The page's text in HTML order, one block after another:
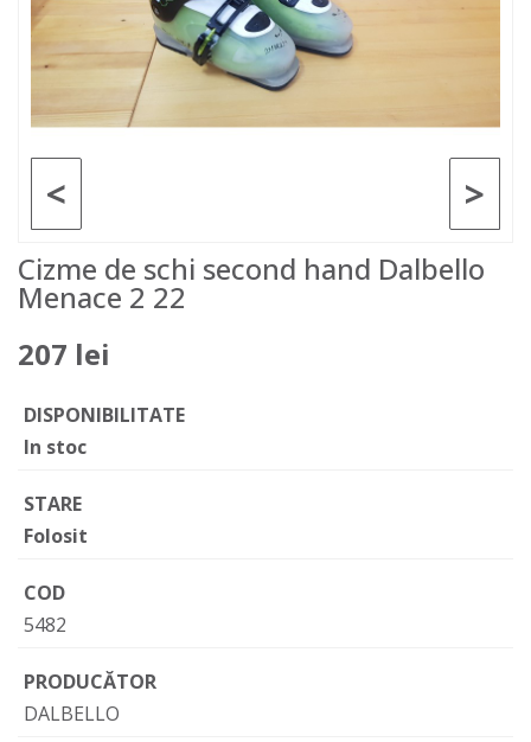
>
<
Cizme de schi second hand Dalbello
Menace 2 22
207 lei
DISPONIBILITATE
In stoc
STARE
Folosit
COD
5482
PRODUCĂTOR
DALBELLO